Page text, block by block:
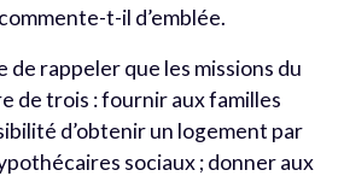
t-il d’emblée.
rappeler que les missions du
de trois : fournir aux familles
d’obtenir un logement par
sociaux ; donner aux